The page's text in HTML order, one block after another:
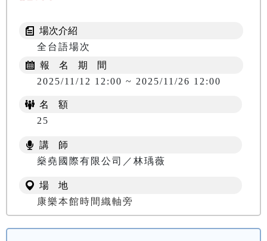
場次介紹
全台語場次
報 名 期 間
2025/11/12 12:00 ~ 2025/11/26 12:00
名 額
25
講 師
燊堯國際有限公司／林瑀薇
場 地
康樂本館時間織軸旁